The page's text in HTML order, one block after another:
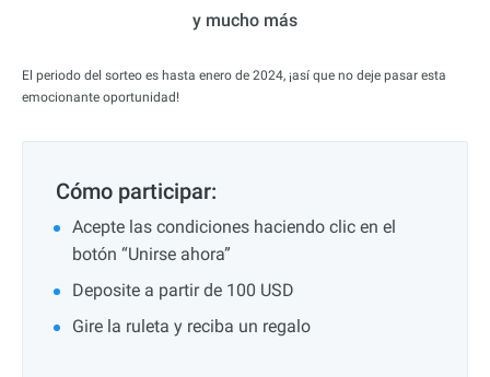
y mucho más
El periodo del sorteo es hasta enero de 2024, ¡así que no deje pasar esta
emocionante oportunidad!
Cómo participar:
Acepte las condiciones haciendo clic en el
botón “Unirse ahora”
Deposite a partir de 100 USD
Gire la ruleta y reciba un regalo